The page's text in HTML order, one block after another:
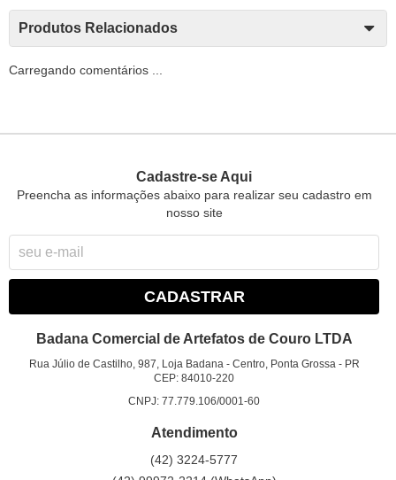
Produtos Relacionados
Carregando comentários ...
Cadastre-se Aqui
Preencha as informações abaixo para realizar seu cadastro em
nosso site
CADASTRAR
Badana Comercial de Artefatos de Couro LTDA
Rua Júlio de Castilho, 987, Loja Badana - Centro, Ponta Grossa - PR
CEP: 84010-220
CNPJ: 77.779.106/0001-60
Atendimento
(42) 3224-5777